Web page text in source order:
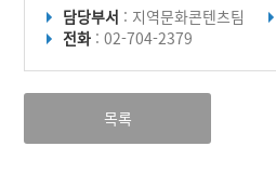
담당부서 : 지역문화콘텐츠팀
전화 : 02-704-2379
목록